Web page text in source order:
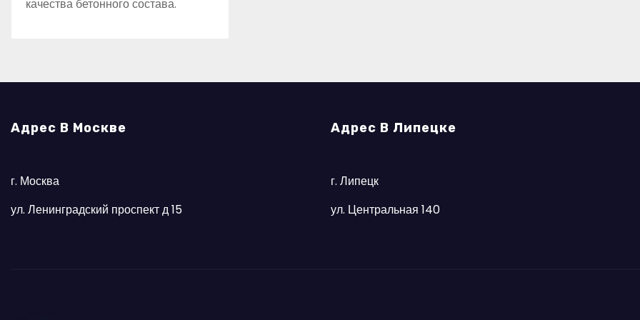
качества бетонного состава.
Адрес В Москве
г. Москва
ул. Ленинградский проспект д 15
Адрес В Липецке
г. Липецк
ул. Центральная 140